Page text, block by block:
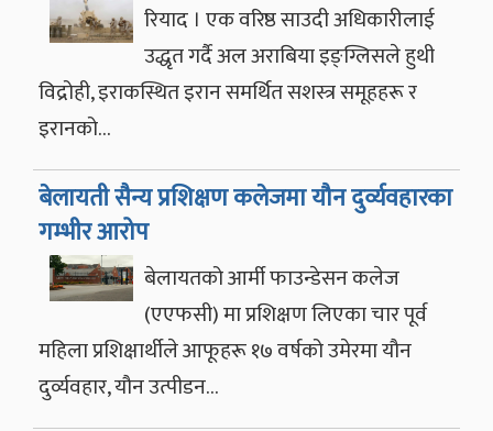
रियाद । एक वरिष्ठ साउदी अधिकारीलाई
उद्धृत गर्दै अल अराबिया इङ्ग्लिसले हुथी
विद्रोही, इराकस्थित इरान समर्थित सशस्त्र समूहहरू र
इरानको…
बेलायती सैन्य प्रशिक्षण कलेजमा यौन दुर्व्यवहारका
गम्भीर आरोप
बेलायतको आर्मी फाउन्डेसन कलेज
(एएफसी) मा प्रशिक्षण लिएका चार पूर्व
महिला प्रशिक्षार्थीले आफूहरू १७ वर्षको उमेरमा यौन
दुर्व्यवहार, यौन उत्पीडन…